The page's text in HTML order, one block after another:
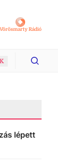
Vörösmarty Rádió
lépett